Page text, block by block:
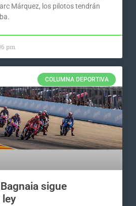
Márquez, los pilotos tendrán
pm
COLUMNA DEPORTIVA
sigue